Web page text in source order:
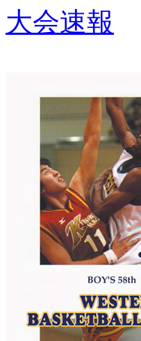
大会速報